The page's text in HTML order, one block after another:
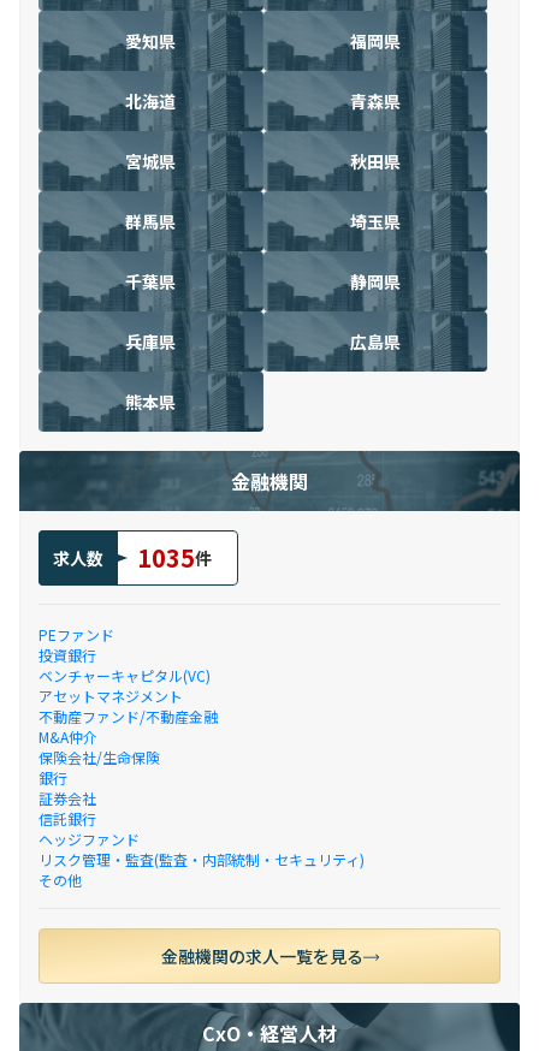
愛知県 福岡県
北海道 青森県
宮城県 秋田県
群馬県 埼玉県
千葉県 静岡県
兵庫県 広島県
熊本県
金融機関
求人数 1035件
PEファンド
投資銀行
ベンチャーキャピタル(VC)
アセットマネジメント
不動産ファンド/不動産金融
M&A仲介
保険会社/生命保険
銀行
証券会社
信託銀行
ヘッジファンド
リスク管理・監査(監査・内部統制・セキュリティ)
その他
金融機関の求人一覧を見る
CxO・経営人材